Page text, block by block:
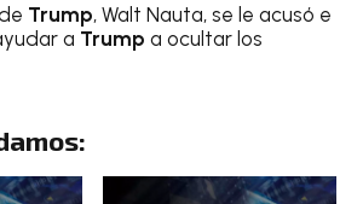
Trump, Walt Nauta, se le acusó e
a Trump a ocultar los